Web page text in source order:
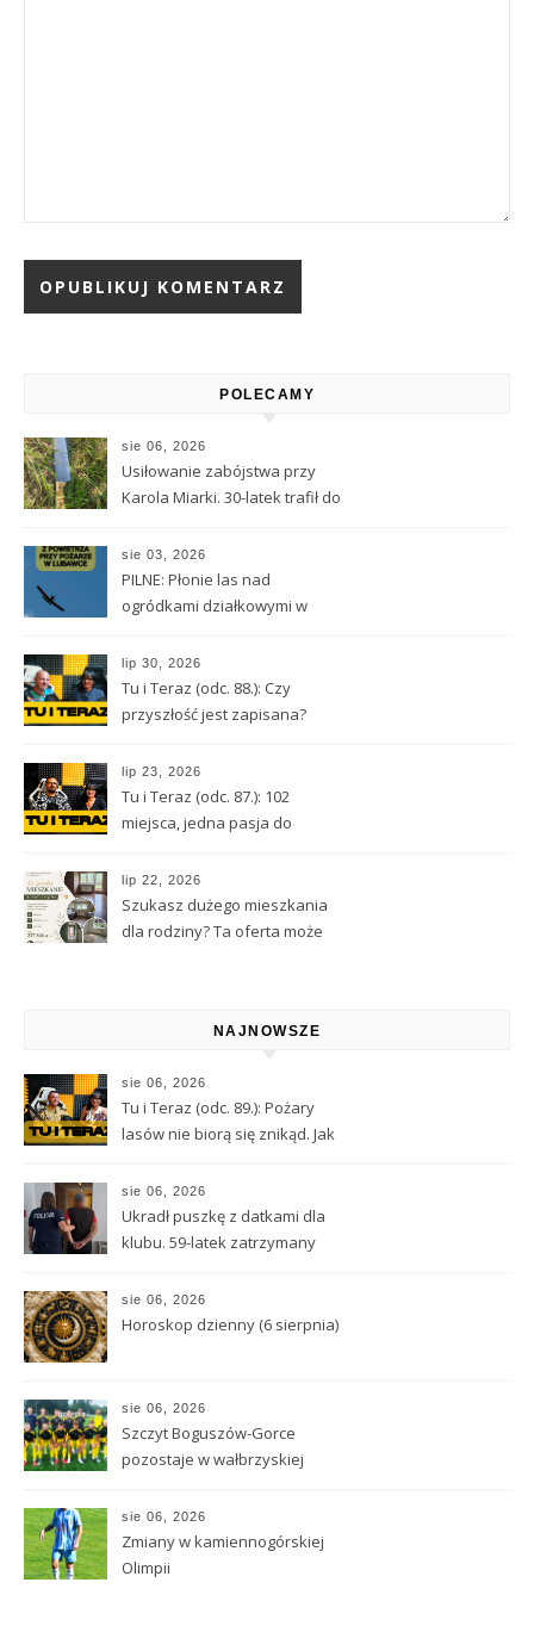
POLECAMY
sie 06, 2026
Usiłowanie zabójstwa przy
Karola Miarki. 30-latek trafił do
sie 03, 2026
PILNE: Płonie las nad
ogródkami działkowymi w
lip 30, 2026
Tu i Teraz (odc. 88.): Czy
przyszłość jest zapisana?
astrologii i przeznaczeniu
lip 23, 2026
Tu i Teraz (odc. 87.): 102
miejsca, jedna pasja do
lip 22, 2026
Szukasz dużego mieszkania
dla rodziny? Ta oferta może
NAJNOWSZE
sie 06, 2026
Tu i Teraz (odc. 89.): Pożary
lasów nie biorą się znikąd. Jak
sie 06, 2026
Ukradł puszkę z datkami dla
klubu. 59-latek zatrzymany
sie 06, 2026
Horoskop dzienny (6 sierpnia)
sie 06, 2026
Szczyt Boguszów-Gorce
pozostaje w wałbrzyskiej
sie 06, 2026
Zmiany w kamiennogórskiej
Olimpii